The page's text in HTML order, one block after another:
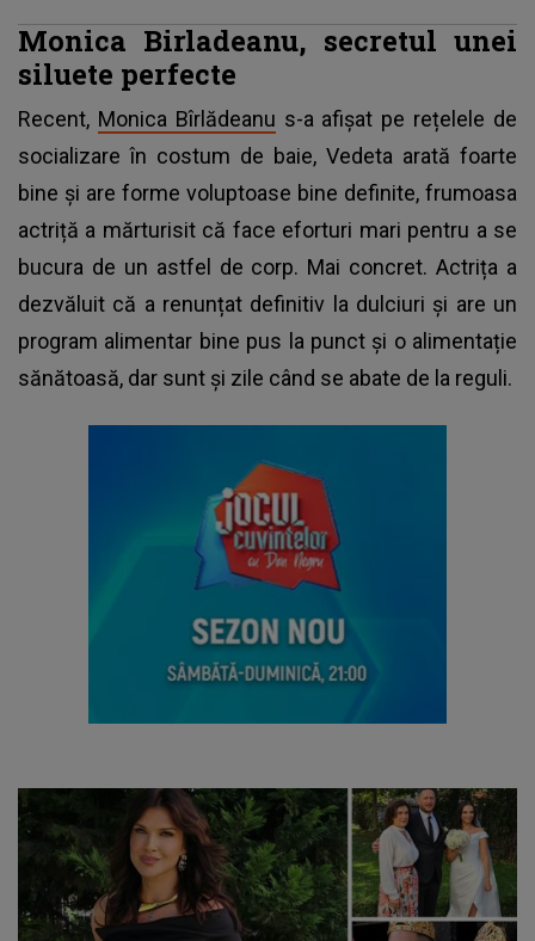
Monica Birladeanu, secretul unei
siluete perfecte
Recent, Monica Bîrlădeanu s-a afișat pe rețelele de
socializare în costum de baie, Vedeta arată foarte
bine și are forme voluptoase bine definite, frumoasa
actriță a mărturisit că face eforturi mari pentru a se
bucura de un astfel de corp. Mai concret. Actrița a
dezvăluit că a renunțat definitiv la dulciuri și are un
program alimentar bine pus la punct și o alimentație
sănătoasă, dar sunt și zile când se abate de la reguli.